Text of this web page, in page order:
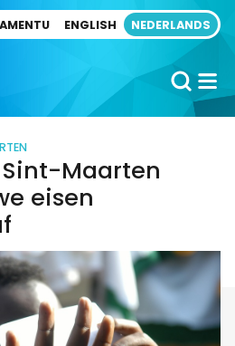
ENGLISH NEDERLANDS
Maarten
eisen